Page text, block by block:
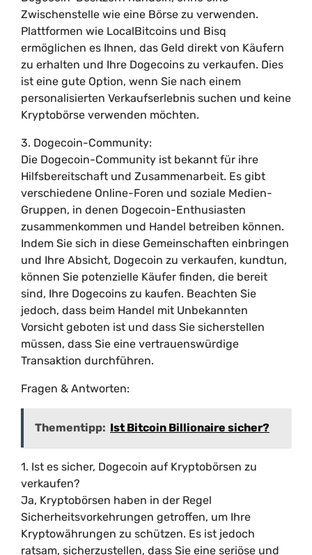
Zwischenstelle wie eine Börse zu verwenden.
Plattformen wie LocalBitcoins und Bisq
ermöglichen es Ihnen, das Geld direkt von Käufern
zu erhalten und Ihre Dogecoins zu verkaufen. Dies
ist eine gute Option, wenn Sie nach einem
personalisierten Verkaufserlebnis suchen und keine
Kryptobörse verwenden möchten.
3. Dogecoin-Community:
Die Dogecoin-Community ist bekannt für ihre
Hilfsbereitschaft und Zusammenarbeit. Es gibt
verschiedene Online-Foren und soziale Medien-
Gruppen, in denen Dogecoin-Enthusiasten
zusammenkommen und Handel betreiben können.
Indem Sie sich in diese Gemeinschaften einbringen
und Ihre Absicht, Dogecoin zu verkaufen, kundtun,
können Sie potenzielle Käufer finden, die bereit
sind, Ihre Dogecoins zu kaufen. Beachten Sie
jedoch, dass beim Handel mit Unbekannten
Vorsicht geboten ist und dass Sie sicherstellen
müssen, dass Sie eine vertrauenswürdige
Transaktion durchführen.
Fragen & Antworten:
Thementipp: Ist Bitcoin Billionaire sicher?
1. Ist es sicher, Dogecoin auf Kryptobörsen zu
verkaufen?
Ja, Kryptobörsen haben in der Regel
Sicherheitsvorkehrungen getroffen, um Ihre
Kryptowährungen zu schützen. Es ist jedoch
ratsam, sicherzustellen, dass Sie eine seriöse und